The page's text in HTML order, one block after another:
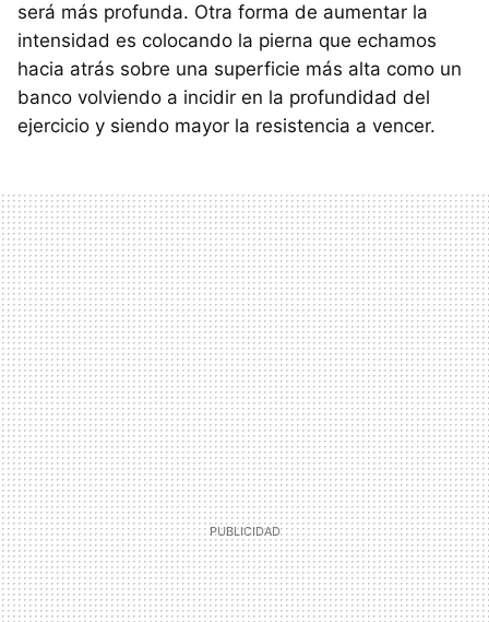
será más profunda. Otra forma de aumentar la
intensidad es colocando la pierna que echamos
hacia atrás sobre una superficie más alta como un
banco volviendo a incidir en la profundidad del
ejercicio y siendo mayor la resistencia a vencer.